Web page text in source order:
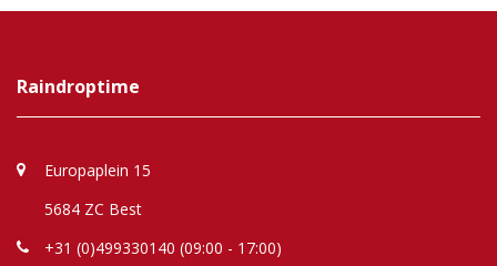
Raindroptime
Europaplein 15
5684 ZC Best
+31 (0)499330140 (09:00 - 17:00)